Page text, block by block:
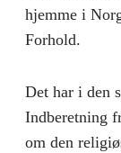
hjemme i
Forhold.
Det har i den
Indberetning
om den